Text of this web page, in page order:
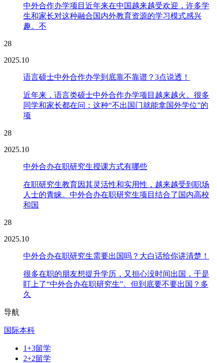
中外合作办学项目近年来在中国越来越受欢迎，许多学
生和家长对这种融合国内外教育资源的学习模式感兴
趣。不
28
2025.10
语言硕士中外合作办学到底靠不靠谱？3点说透！
近年来，语言类硕士中外合作办学项目越来越火。很多
同学和家长都在问：这种“不出国门就能拿国外学位”的
项
28
2025.10
中外合办在职研究生授课方式有哪些
在职研究生教育因其灵活性和实用性，越来越受到职场
人士的青睐。中外合办在职研究生项目结合了国内高校
和国
28
2025.10
中外合办在职研究生需要出国吗？大白话给你讲清楚！
很多在职的朋友想提升学历，又担心没时间出国，于是
盯上了“中外合办在职研究生”。但到底要不要出国？多
久
导航
国际本科
1+3留学
2+2留学